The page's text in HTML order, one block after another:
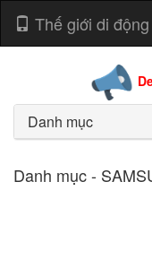
Thế giới di động
Danh mục
Danh mục -